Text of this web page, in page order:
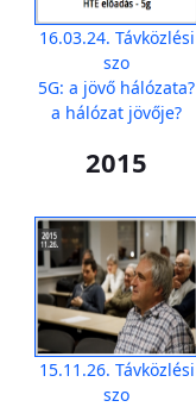
16.03.24. Távközlési
szo
5G: a jövő hálózata?
a hálózat jövője?
2015
15.11.26. Távközlési
szo